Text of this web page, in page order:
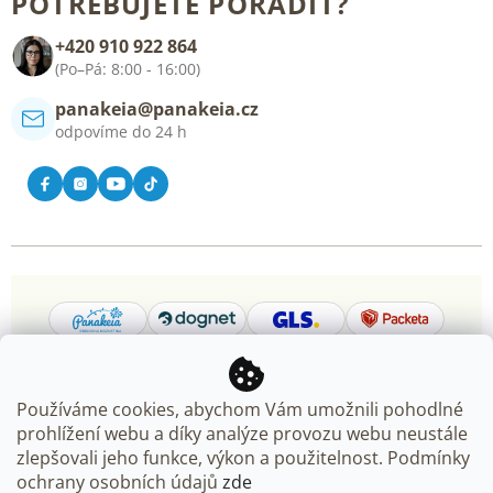
Používáme cookies, abychom Vám umožnili pohodlné
prohlížení webu a díky analýze provozu webu neustále
zlepšovali jeho funkce, výkon a použitelnost. Podmínky
ochrany osobních údajů zde
Kontakt
+420 910 922 864
(Po–Pá: 8:00 - 16:00)
panakeia@panakeia.cz
odpovíme do 24 h
Copyright 2026Panakeia.cz. Všechna práva vyhrazena.
Upravit nastavení cookies